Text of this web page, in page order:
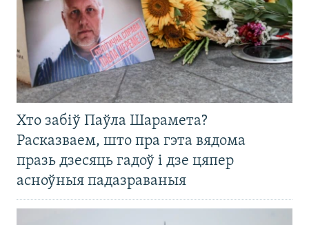
Хто забіў Паўла Шарамета?
Расказваем, што пра гэта вядома
празь дзесяць гадоў і дзе цяпер
асноўныя падазраваныя